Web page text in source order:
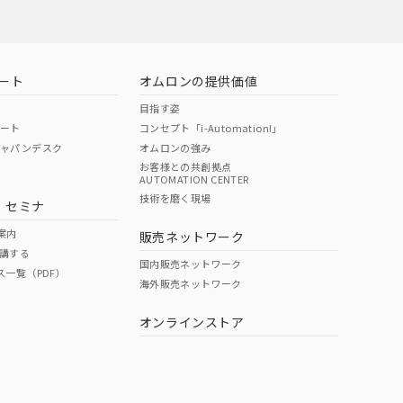
O O
ト
ト
パンデスク
セミナ
内
する
覧（PDF）
オムロンの提供価値
目指す姿
コンセプト「i-Automation!」
オムロンの強み
お客様との共創拠点
AUTOMATION CENTER
技術を磨く現場
販売ネットワーク
国内販売ネットワーク
海外販売ネットワーク
オンラインストア